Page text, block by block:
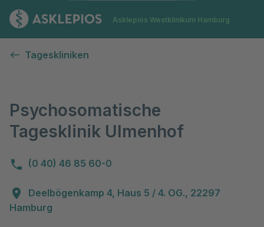
Zur Startseite
Asklepios Westklinikum Hamburg
Tageskliniken
Psychosomatische
Tagesklinik Ulmenhof
(0 40) 46 85 60-0
Deelbögenkamp 4, Haus 5 / 4. OG., 22297
Hamburg